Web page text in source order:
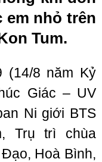
em nhỏ trên
Tum.
(14/8 năm Kỷ
Giác – UV
Ni giới BTS
Trụ trì chùa
Hoà Bình,